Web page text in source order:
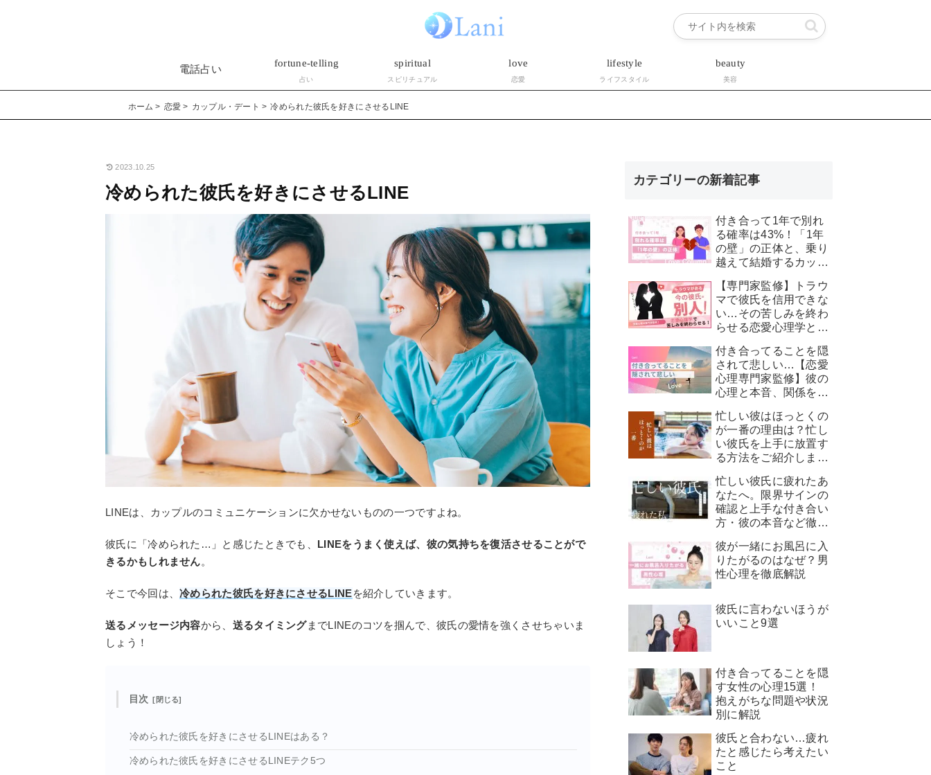
電話占い
fortune-telling
占い
spiritual
スピリチュアル
love
恋愛
lifestyle
ライフスタイル
beauty
美容
ホーム 恋愛 カップル・デート 冷められた彼氏を好きにさせるLINE
2023.10.25
冷められた彼氏を好きにさせるLINE
LINEは、カップルのコミュニケーションに欠かせないものの一つですよね。
彼氏に「冷められた…」と感じたときでも、 LINEをうまく使えば、彼の気持ちを復活させることがで
きるかもしれません。
そこで今回は、冷められた彼氏を好きにさせるLINEを紹介していきます。
送るメッセージ内容から、 送るタイミングまでLINEのコツを掴んで、彼氏の愛情を強くさせちゃいま
しょう！
目次
冷められた彼氏を好きにさせるLINEはある？
冷められた彼氏を好きにさせるLINEテク5つ
カテゴリーの新着記事
付き合って1年で別れ
る確率は43%！「1年
の壁」の正体と、乗り
越えて結婚するカップ
【専門家監修】トラウ
マで彼氏を信用できな
い…その苦しみを終わ
らせる恋愛心理学と7
付き合ってることを隠
されて悲しい…【恋愛
心理専門家監修】彼の
心理と本音、関係を見
忙しい彼はほっとくの
が一番の理由は？忙し
い彼氏を上手に放置す
る方法をご紹介しま
忙しい彼氏に疲れたあ
なたへ。限界サインの
確認と上手な付き合い
方・彼の本音など徹底
彼が一緒にお風呂に入
りたがるのはなぜ？男
性心理を徹底解説
彼氏に言わないほうが
いいこと9選
付き合ってることを隠
す女性の心理15選！
抱えがちな問題や状況
別に解説
彼氏と合わない…疲れ
たと感じたら考えたい
こと